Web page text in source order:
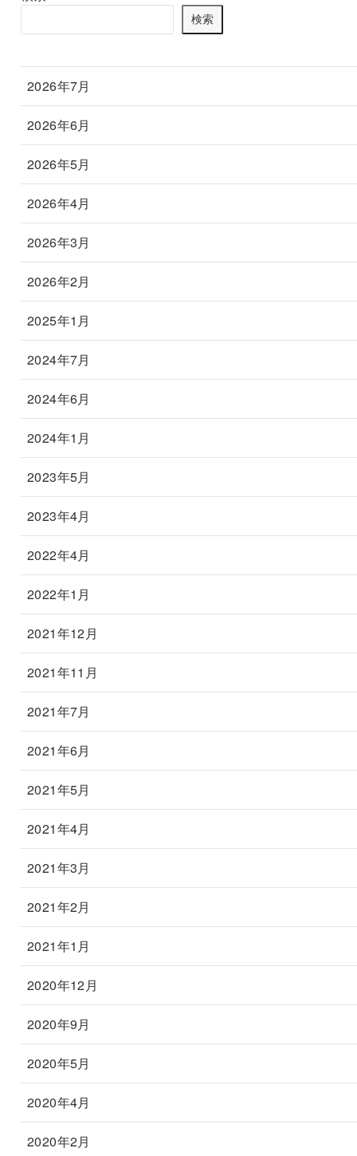
検索
2026年7月
2026年6月
2026年5月
2026年4月
2026年3月
2026年2月
2025年1月
2024年7月
2024年6月
2024年1月
2023年5月
2023年4月
2022年4月
2022年1月
2021年12月
2021年11月
2021年7月
2021年6月
2021年5月
2021年4月
2021年3月
2021年2月
2021年1月
2020年12月
2020年9月
2020年5月
2020年4月
2020年2月